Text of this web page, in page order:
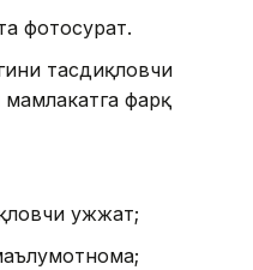
фотосурат.
тасдиқловчи
фарқ
ҳужжат;